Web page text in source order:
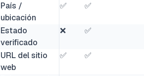
País /
ubicación
✅ ✅
Estado
verificado
❌ ✅
URL del sitio
web
✅ ✅